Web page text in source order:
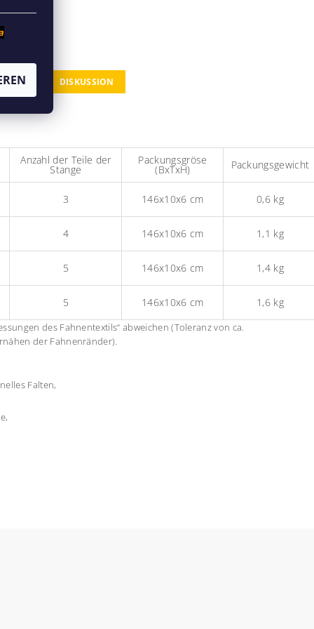
DISKUSSION
Anzahl der Teile der
Stange
Packungsgröse
(BxTxH) Packungsgewicht
3 146x10x6 cm 0,6 kg
4 146x10x6 cm 1,1 kg
5 146x10x6 cm 1,4 kg
5 146x10x6 cm 1,6 kg
des Fahnentextils“ abweichen (Toleranz von ca.
der Fahnenränder).
Falten,